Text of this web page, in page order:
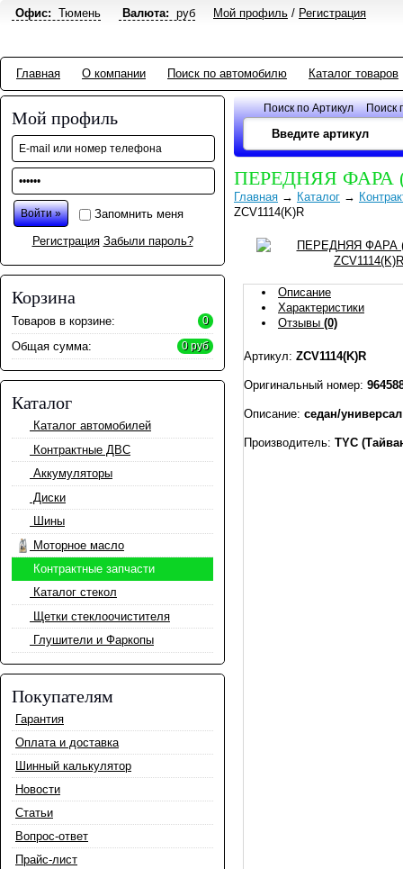
Офис: Тюмень Валюта: руб Мой профиль / Регистрация
Главная О компании Поиск по автомобилю Каталог товаров
Мой профиль
Запомнить меня
Регистрация Забыли пароль?
Корзина
Товаров в корзине: 0
Общая сумма: 0 руб
Каталог
Каталог автомобилей
Контрактные ДВС
Аккумуляторы
Диски
Шины
Моторное масло
Контрактные запчасти
Каталог стекол
Щетки стеклоочистителя
Глушители и Фаркопы
Покупателям
Гарантия
Оплата и доставка
Шинный калькулятор
Новости
Статьи
Вопрос-ответ
Прайс-лист
Поиск по Артикул Поиск
ПЕРЕДНЯЯ ФАРА
Главная → Каталог →
ZCV1114(K)R
Описание
Характеристики
Отзывы (0)
Артикул: ZCV1114(K)R
Оригинальный номер:
Описание: седан/универсал
Производитель: TYC